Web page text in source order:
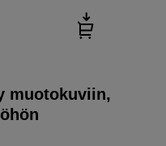
muotokuviin,